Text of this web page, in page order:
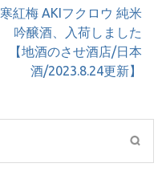
寒紅梅 AKIフクロウ 純米
吟醸酒、入荷しました
【地酒のさせ酒店/日本
酒/2023.8.24更新】